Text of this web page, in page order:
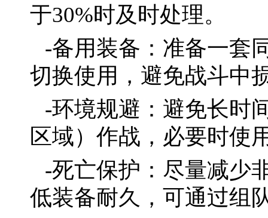
于30%时及时处理。
-备用装备：准备一套
切换使用，避免战斗中
-环境规避：避免长时
区域）作战，必要时使
-死亡保护：尽量减少
低装备耐久，可通过组